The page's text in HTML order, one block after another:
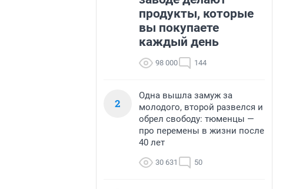
продукты, которые
вы покупаете
каждый день
98 000 144
2
Одна вышла замуж за
молодого, второй развелся и
обрел свободу: тюменцы —
про перемены в жизни после
40 лет
30 631 50